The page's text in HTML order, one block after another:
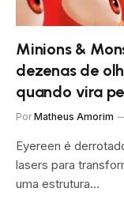
Minions &
dezenas de
quando vira
Por Matheus Amorim
Eyereen é
lasers para
uma estrutura…